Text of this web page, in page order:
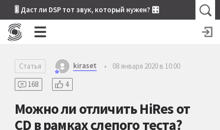
🎚 Даст ли DSP тот звук, который нужен? 🎛
Статья kiraset •
08 января 2020 в 10:00
168
4
Можно ли отличить HiRes от
CD в рамках слепого теста?